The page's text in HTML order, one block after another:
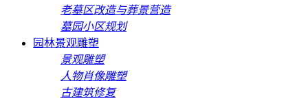
老墓区改造与葬景营造
墓园小区规划
园林景观雕塑
景观雕塑
人物肖像雕塑
古建筑修复